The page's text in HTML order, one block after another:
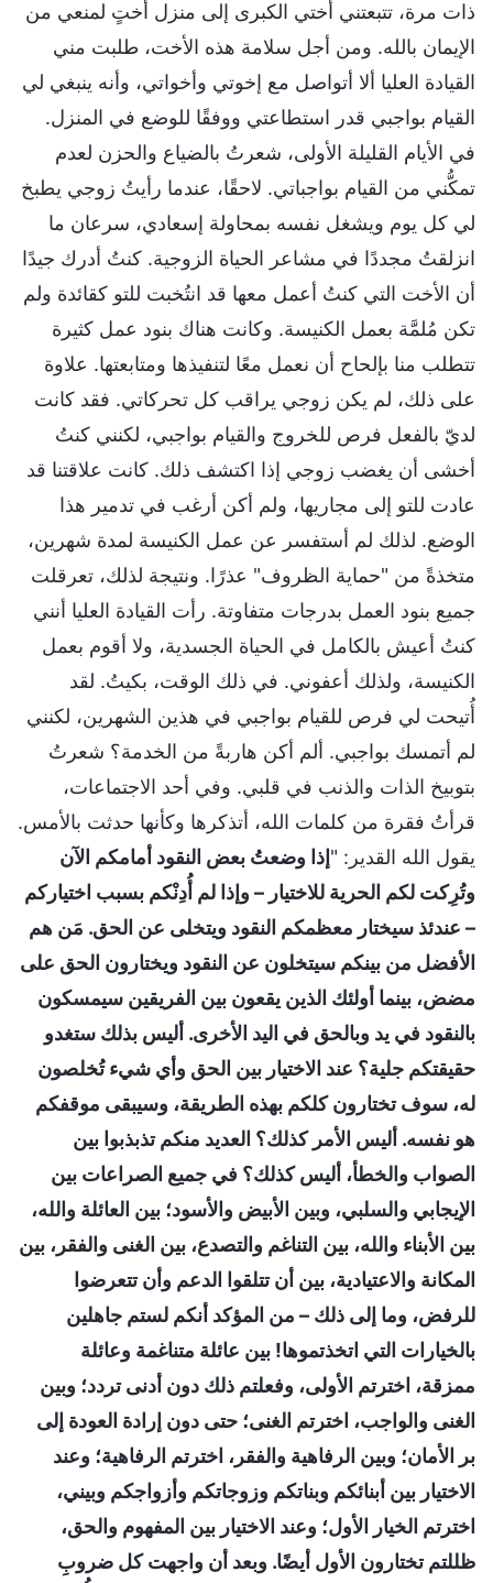
ذات مرة، تتبعتني أختي الكبرى إلى منزل أختٍ لمنعي من
الإيمان بالله. ومن أجل سلامة هذه الأخت، طلبت مني
القيادة العليا ألا أتواصل مع إخوتي وأخواتي، وأنه ينبغي لي
القيام بواجبي قدر استطاعتي ووفقًا للوضع في المنزل.
في الأيام القليلة الأولى، شعرتُ بالضياع والحزن لعدم
تمكُّني من القيام بواجباتي. لاحقًا، عندما رأيتُ زوجي يطبخ
لي كل يوم ويشغل نفسه بمحاولة إسعادي، سرعان ما
انزلقتُ مجددًا في مشاعر الحياة الزوجية. كنتُ أدرك جيدًا
أن الأخت التي كنتُ أعمل معها قد انتُخبت للتو كقائدة ولم
تكن مُلمَّة بعمل الكنيسة. وكانت هناك بنود عمل كثيرة
تتطلب منا بإلحاح أن نعمل معًا لتنفيذها ومتابعتها. علاوة
على ذلك، لم يكن زوجي يراقب كل تحركاتي. فقد كانت
لديّ بالفعل فرص للخروج والقيام بواجبي، لكنني كنتُ
أخشى أن يغضب زوجي إذا اكتشف ذلك. كانت علاقتنا قد
عادت للتو إلى مجاريها، ولم أكن أرغب في تدمير هذا
الوضع. لذلك لم أستفسر عن عمل الكنيسة لمدة شهرين،
متخذةً من "حماية الظروف" عذرًا. ونتيجة لذلك، تعرقلت
جميع بنود العمل بدرجات متفاوتة. رأت القيادة العليا أنني
كنتُ أعيش بالكامل في الحياة الجسدية، ولا أقوم بعمل
الكنيسة، ولذلك أعفوني. في ذلك الوقت، بكيتُ. لقد
أُتيحت لي فرص للقيام بواجبي في هذين الشهرين، لكنني
لم أتمسك بواجبي. ألم أكن هاربةً من الخدمة؟ شعرتُ
بتوبيخ الذات والذنب في قلبي. وفي أحد الاجتماعات،
قرأتُ فقرة من كلمات الله، أتذكرها وكأنها حدثت بالأمس.
يقول الله القدير: "إذا وضعتُ بعض النقود أمامكم الآن
وتُرِكت لكم الحرية للاختيار – وإذا لم أُدِنْكم بسبب اختياركم
– عندئذ سيختار معظمكم النقود ويتخلى عن الحق. مَن هم
الأفضل من بينكم سيتخلون عن النقود ويختارون الحق على
مضض، بينما أولئك الذين يقعون بين الفريقين سيمسكون
بالنقود في يد وبالحق في اليد الأخرى. أليس بذلك ستغدو
حقيقتكم جلية؟ عند الاختيار بين الحق وأي شيء تُخلصون
له، سوف تختارون كلكم بهذه الطريقة، وسيبقى موقفكم
هو نفسه. أليس الأمر كذلك؟ العديد منكم تذبذبوا بين
الصواب والخطأ، أليس كذلك؟ في جميع الصراعات بين
الإيجابي والسلبي، وبين الأبيض والأسود؛ بين العائلة والله،
بين الأبناء والله، بين التناغم والتصدع، بين الغنى والفقر، بين
المكانة والاعتيادية، بين أن تتلقوا الدعم وأن تتعرضوا
للرفض، وما إلى ذلك – من المؤكد أنكم لستم جاهلين
بالخيارات التي اتخذتموها! بين عائلة متناغمة وعائلة
ممزقة، اخترتم الأولى، وفعلتم ذلك دون أدنى تردد؛ وبين
الغنى والواجب، اخترتم الغنى؛ حتى دون إرادة العودة إلى
بر الأمان؛ وبين الرفاهية والفقر، اخترتم الرفاهية؛ وعند
الاختيار بين أبنائكم وبناتكم وزوجاتكم وأزواجكم وبيني،
اخترتم الخيار الأول؛ وعند الاختيار بين المفهوم والحق،
ظللتم تختارون الأول أيضًا. وبعد أن واجهت كل ضروبِ